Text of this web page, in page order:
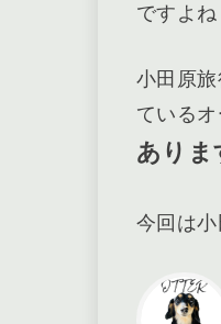
ですよね
小田原
ているオ
ありま
今回は